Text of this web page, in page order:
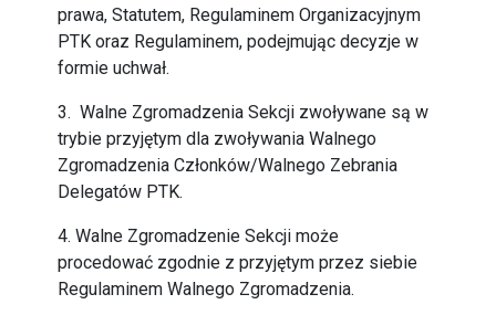
prawa, Statutem, Regulaminem Organizacyjnym
PTK oraz Regulaminem, podejmując decyzje w
formie uchwał.
3. Walne Zgromadzenia Sekcji zwoływane są w
trybie przyjętym dla zwoływania Walnego
Zgromadzenia Członków/Walnego Zebrania
Delegatów PTK.
4. Walne Zgromadzenie Sekcji może
procedować zgodnie z przyjętym przez siebie
Regulaminem Walnego Zgromadzenia.